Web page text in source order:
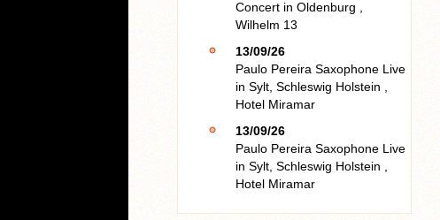
Concert in Oldenburg
Wilhelm 13
13/09/26
Paulo Pereira Saxophone Live
in Sylt, Schleswig Holstein
Hotel Miramar
13/09/26
Paulo Pereira Saxophone Live
in Sylt, Schleswig Holstein
Hotel Miramar